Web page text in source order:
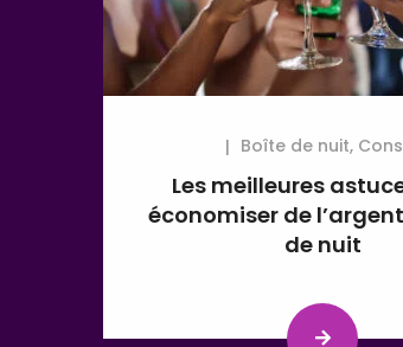
Boîte de nuit,
Les meilleures
économiser de
de nuit